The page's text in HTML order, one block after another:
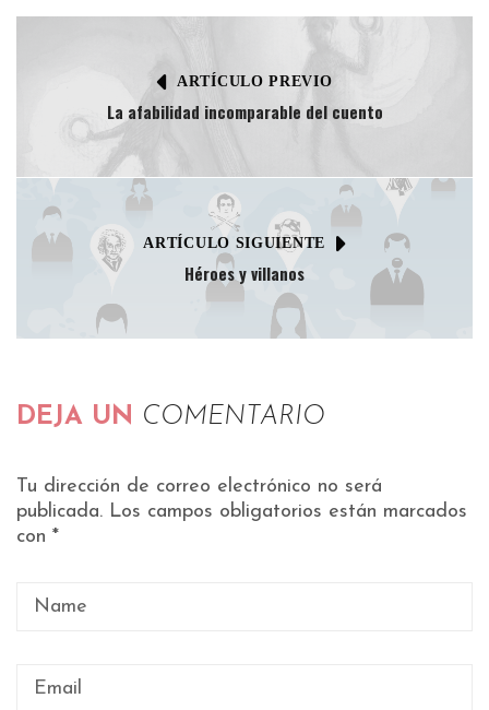
ARTÍCULO PREVIO
La afabilidad incomparable del cuento
ARTÍCULO SIGUIENTE
Héroes y villanos
DEJA UN COMENTARIO
Tu dirección de correo electrónico no será
publicada. Los campos obligatorios están marcados
con *